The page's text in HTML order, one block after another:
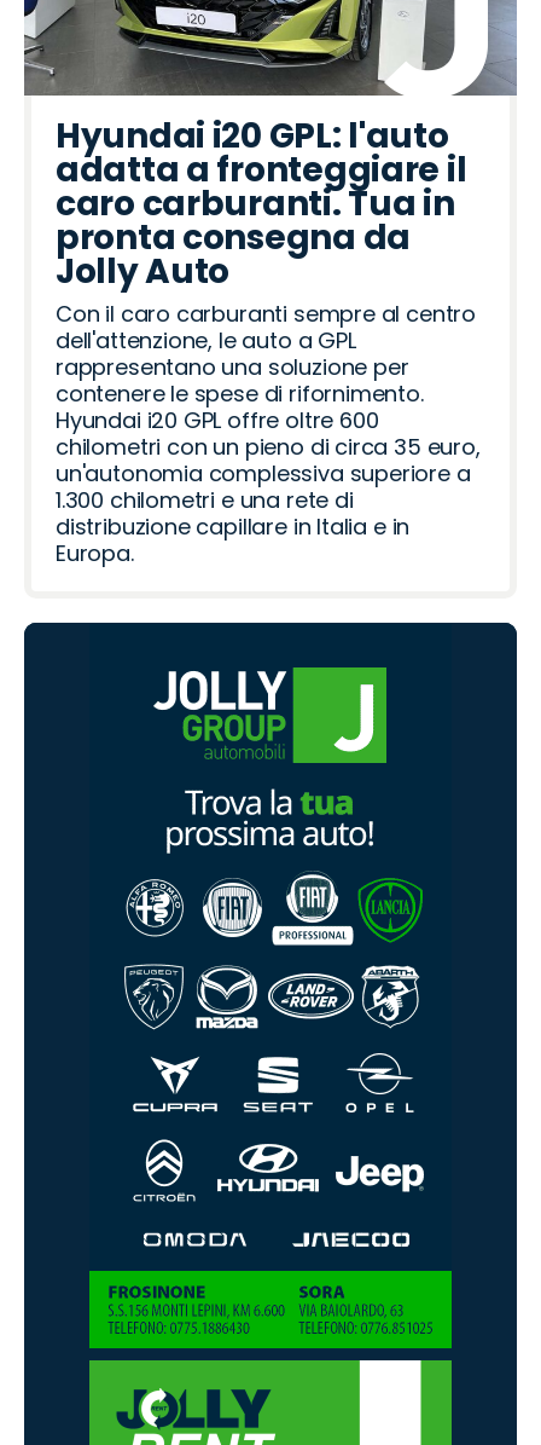
Hyundai i20 GPL: l'auto
adatta a fronteggiare il
caro carburanti. Tua in
pronta consegna da
Jolly Auto
Con il caro carburanti sempre al centro
dell'attenzione, le auto a GPL
rappresentano una soluzione per
contenere le spese di rifornimento.
Hyundai i20 GPL offre oltre 600
chilometri con un pieno di circa 35 euro,
un'autonomia complessiva superiore a
1.300 chilometri e una rete di
distribuzione capillare in Italia e in
Europa.